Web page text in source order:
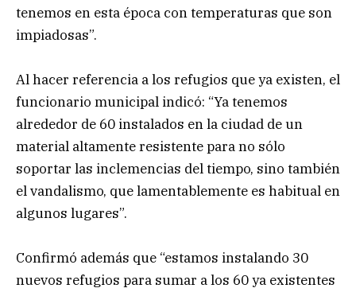
tenemos en esta época con temperaturas que son
impiadosas”.
Al hacer referencia a los refugios que ya existen, el
funcionario municipal indicó: “Ya tenemos
alrededor de 60 instalados en la ciudad de un
material altamente resistente para no sólo
soportar las inclemencias del tiempo, sino también
el vandalismo, que lamentablemente es habitual en
algunos lugares”.
Confirmó además que “estamos instalando 30
nuevos refugios para sumar a los 60 ya existentes